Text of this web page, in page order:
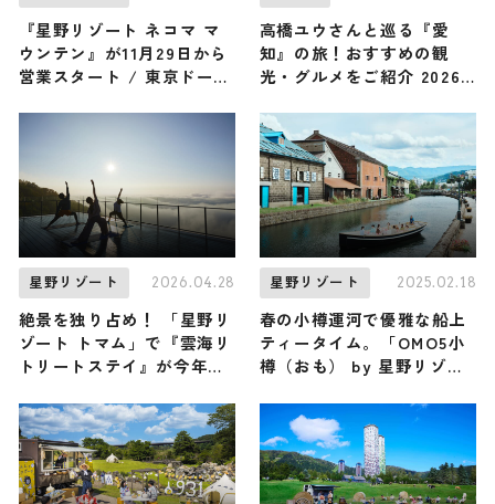
『星野リゾート ネコマ マ
ウンテン』が11月29日から
営業スタート / 東京ドーム
で白銀のパウダースノーを
滑ろう ♪
高橋ユウさんと巡る『愛
知』の旅！おすすめの観
光・グルメをご紹介 2026
星野リゾート 2026.04.28
絶景を独り占め！ 「星野リ
ゾート トマム」で『雲海リ
トリートステイ』が今年も
ヨガで心身をととのえる安
らぎの滞在｜北海道
星野リゾート 2025.02.18
春の小樽運河で優雅な船上
ティータイム。「OMO5小
樽（おも） by 星野リゾー
ーンティークルージング」